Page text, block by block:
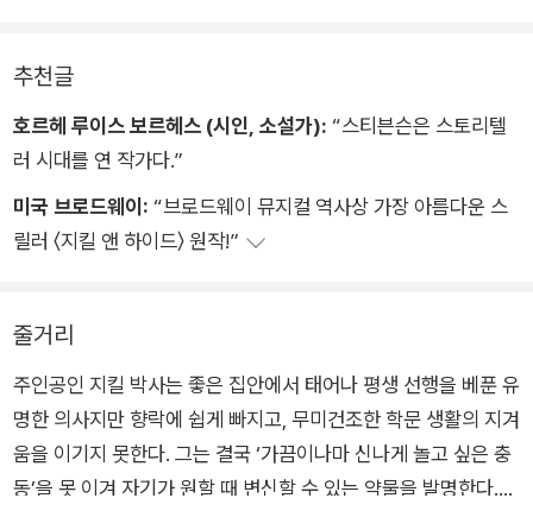
에 잠재되어 있는 본성을 끄집어냈기에 사회적으로 큰 파장을 일
으켰다. 19세기에 쓰인 이 작품이 시대를 넘어 꾸준히 사랑받는
까닭은 인간의 숨겨진 양면성을 가장 치밀하고 심도 있게 그려 냈
기 때문이다.
지고, 남은 사람들은 그자가 얼마나 잔인했는지에 대해 이야기한
었다는 말에 어터슨은 지킬 박사와 하이드의 관계에 대해 의문을
갖기 시작한다. 연이어 벌어지는 충격적인 사건들과 서서히 드러
나는 하이드의 실체. 인간의 본성을 대상으로 한 지킬 박사의 위
험한 실험은 비극적 결말을 초래한다.
추천글
호르헤 루이스 보르헤스 (시인, 소설가): “스티븐슨은 스토리텔
러 시대를 연 작가다.”
미국 브로드웨이: “브로드웨이 뮤지컬 역사상 가장 아름다운 스
릴러 〈지킬 앤 하이드〉 원작!”
줄거리
주인공인 지킬 박사는 좋은 집안에서 태어나 평생 선행을 베푼 유
명한 의사지만 향락에 쉽게 빠지고, 무미건조한 학문 생활의 지겨
움을 이기지 못한다. 그는 결국 ‘가끔이나마 신나게 놀고 싶은 충
동’을 못 이겨 자기가 원할 때 변신할 수 있는 약물을 발명한다.